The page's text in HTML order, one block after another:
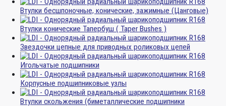
Втулки бесшпоночные, конические, зажимные (Цанговые)
Втулки конические Тапербуш ( Taper Bushes )
Звездочки цепные для приводных роликовых цепей
Игольчатые подшипники
Корпусные подшипниковые узлы
Втулки скольжения (биметаллические подшипники